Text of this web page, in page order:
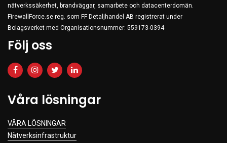
nätverkssäkerhet, brandväggar, samarbete och datacenterdomän.
FirewallForce.se reg. som FF Detaljhandel AB registrerat under
Bolagsverket med Organisationsnummer: 559173-0394
Följ oss
Våra lösningar
VÅRA LÖSNINGAR
Nätverksinfrastruktur